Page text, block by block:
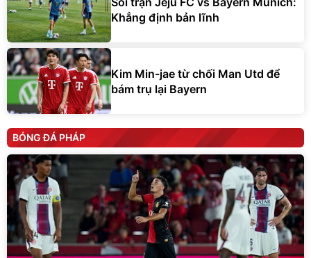
Khẳng định bản lĩnh
Kim Min-jae từ chối Man Utd để
bám trụ lại Bayern
BÓNG ĐÁ PHÁP